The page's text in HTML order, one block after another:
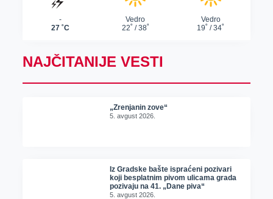
NAJČITANIJE VESTI
„Zrenjanin zove“
5. avgust 2026.
Iz Gradske bašte ispraćeni pozivari
koji besplatnim pivom ulicama grada
pozivaju na 41. „Dane piva“
5. avgust 2026.